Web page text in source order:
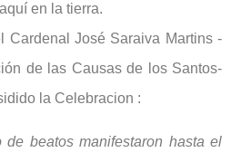
en la tierra.
Cardenal José Saraiva Martins -
de las Causas de los Santos-
la Celebracion :
de beatos manifestaron hasta el